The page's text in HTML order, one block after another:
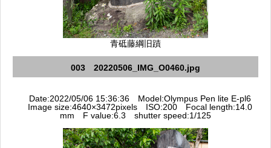
青砥藤綱旧蹟
003 20220506_IMG_O0460.jpg
Date:2022/05/06 15:36:36 Model:Olympus Pen lite E-pl6
Image size:4640×3472pixels ISO:200 Focal length:14.0
mm F value:6.3 shutter speed:1/125